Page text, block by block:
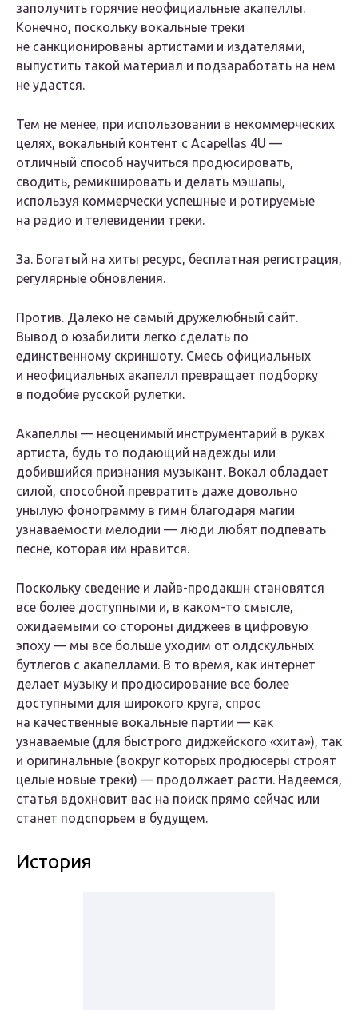
заполучить горячие неофициальные акапеллы.
Конечно, поскольку вокальные треки
не санкционированы артистами и издателями,
выпустить такой материал и подзаработать на нем
не удастся.
Тем не менее, при использовании в некоммерческих
целях, вокальный контент с Acapellas 4U —
отличный способ научиться продюсировать,
сводить, ремикшировать и делать мэшапы,
используя коммерчески успешные и ротируемые
на радио и телевидении треки.
За. Богатый на хиты ресурс, бесплатная регистрация,
регулярные обновления.
Против. Далеко не самый дружелюбный сайт.
Вывод о юзабилити легко сделать по
единственному скриншоту. Смесь официальных
и неофициальных акапелл превращает подборку
в подобие русской рулетки.
Акапеллы — неоценимый инструментарий в руках
артиста, будь то подающий надежды или
добившийся признания музыкант. Вокал обладает
силой, способной превратить даже довольно
унылую фонограмму в гимн благодаря магии
узнаваемости мелодии — люди любят подпевать
песне, которая им нравится.
Поскольку сведение и лайв-продакшн становятся
все более доступными и, в каком-то смысле,
ожидаемыми со стороны диджеев в цифровую
эпоху — мы все больше уходим от олдскульных
бутлегов с акапеллами. В то время, как интернет
делает музыку и продюсирование все более
доступными для широкого круга, спрос
на качественные вокальные партии — как
узнаваемые (для быстрого диджейского «хита»), так
и оригинальные (вокруг которых продюсеры строят
целые новые треки) — продолжает расти. Надеемся,
статья вдохновит вас на поиск прямо сейчас или
станет подспорьем в будущем.
История